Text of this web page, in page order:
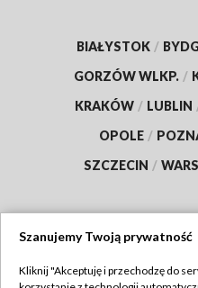
BIAŁYSTOK /
GORZÓW WLKP. /
KRAKÓW / LUBLIN
OPOLE /
SZCZECIN /
Szanujemy Twoją prywatność
Kliknij "Akceptuję i przechodzę do